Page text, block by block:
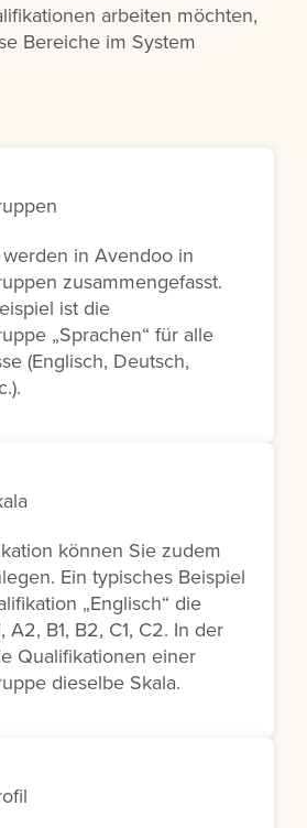
arbeiten möchten,
Bereiche im System
in Avendoo in
zusammengefasst.
ist die
„Sprachen“ für alle
(Englisch, Deutsch,
können Sie zudem
Ein typisches Beispiel
„Englisch“ die
A2, B1, B2, C1, C2. In der
Qualifikationen einer
dieselbe Skala.